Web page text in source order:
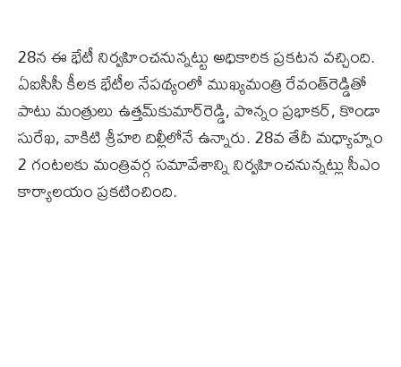
28న ఈ భేటీ నిర్వహించనున్నట్టు అధికారిక ప్ర‌క‌ట‌న వ‌చ్చింది.
ఏఐసీసీ కీల‌క భేటీల నేప‌థ్యంలో ముఖ్య‌మంత్రి రేవంత్‌రెడ్డితో
పాటు మంత్రులు ఉత్త‌మ్‌కుమార్‌రెడ్డి, పొన్నం ప్రభాకర్‌, కొండా
సురేఖ, వాకిటి శ్రీహరి దిల్లీలోనే ఉన్నారు. 28వ తేదీ మధ్యాహ్నం
2 గంటలకు మంత్రివర్గ సమావేశాన్ని నిర్వహించనున్నట్లు సీఎం
కార్యాలయం ప్రకటించింది.